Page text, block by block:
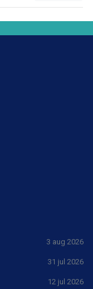
3 aug 2026
31 jul 2026
12 jul 2026